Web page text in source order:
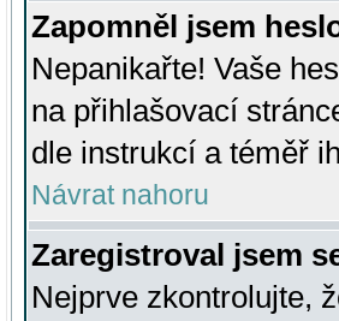
Zapomněl jsem
Nepanikařte! Vaše
na přihlašovací
dle instrukcí a téměř
Návrat nahoru
Zaregistroval jsem
Nejprve zkontrolujte,